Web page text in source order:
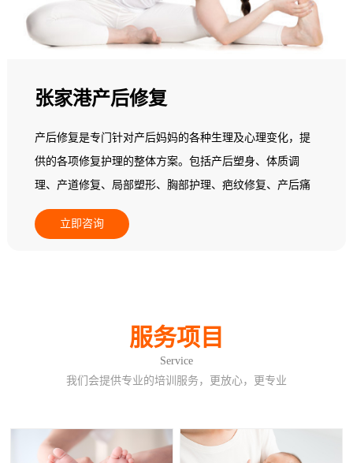
情。但普通产妇都不具备相关专业知识，不知道如何做产
后康复训练，所以，需要专业的产后康复师来协助。
张家港产后修复
产后修复是专门针对产后妈妈的各种生理及心理变化，提
供的各项修复护理的整体方案。包括产后塑身、体质调
理、产道修复、局部塑形、胸部护理、疤纹修复、产后痛
经调理、产后益肾养护、产后暖宫养巢。
立即咨询
服务项目
Service
我们会提供专业的培训服务，更放心，更专业